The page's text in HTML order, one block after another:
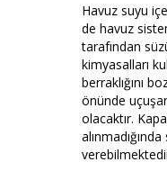
Havuz suyu
de havuz
tarafından
kimyasalları
berraklığını
önünde
olacaktır.